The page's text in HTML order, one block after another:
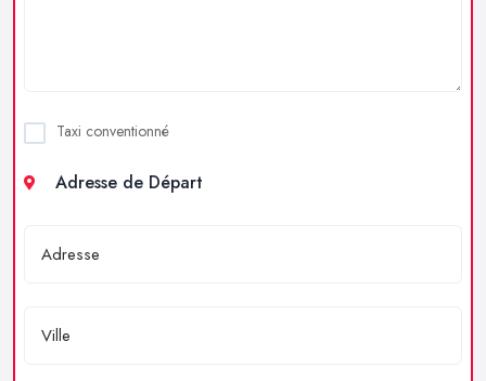
Taxi conventionné
Adresse de Départ